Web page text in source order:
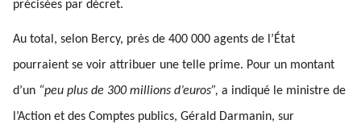
précisées par décret.
Au total, selon Bercy, près de 400 000 agents de l’État
pourraient se voir attribuer une telle prime. Pour un montant
d’un “peu plus de 300 millions d’euros”, a indiqué le ministre de
l’Action et des Comptes publics, Gérald Darmanin, sur